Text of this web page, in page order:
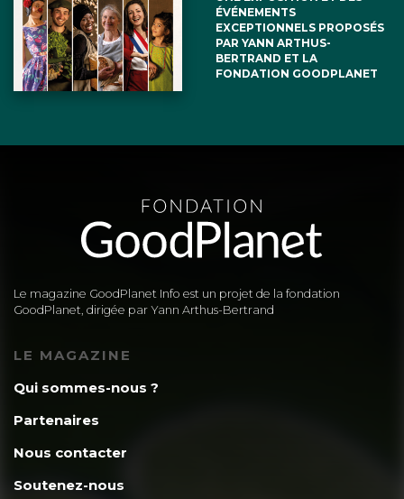
ÉVÉNEMENTS
EXCEPTIONNELS PROPOSÉS
PAR YANN ARTHUS-
BERTRAND ET LA
FONDATION GOODPLANET
Le magazine GoodPlanet Info est un projet de la fondation
GoodPlanet, dirigée par Yann Arthus-Bertrand
LE MAGAZINE
Qui sommes-nous ?
Partenaires
Nous contacter
Soutenez-nous